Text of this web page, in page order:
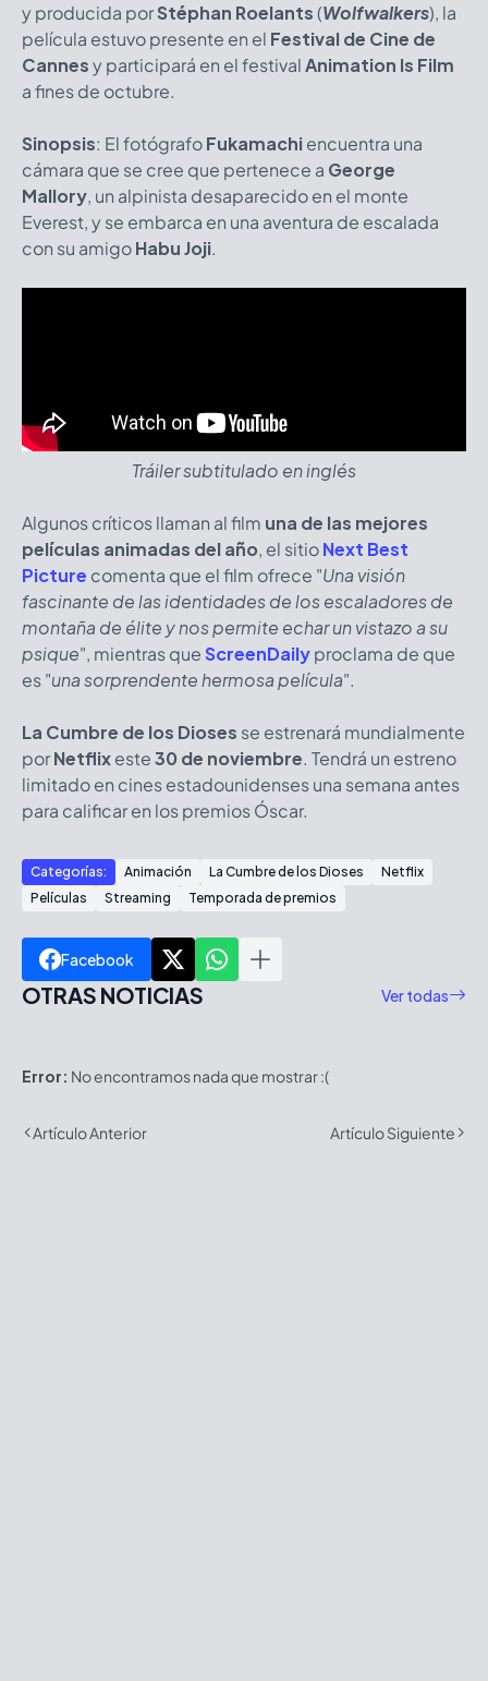
y producida porStéphan Roelants(Wolfwalkers), la
película estuvo presente en el Festival de Cine de
Cannesy participará en el festivalAnimation Is Film
a fines de octubre.
Sinopsis: El fotógrafoFukamachiencuentra una
cámara que se cree que pertenece a George
Mallory, un alpinista desaparecido en el monte
Everest, y se embarca en una aventura de escalada
con su amigoHabu Joji.
Tráiler subtitulado en inglés
Algunos críticos llaman al film una de las mejores
películas animadas del año, el sitioNext Best
Picture comenta que el film ofrece "Una visión
fascinante de las identidades de los escaladores de
montaña de élite y nos permite echar un vistazo a su
psique", mientras queScreenDailyproclama de que
es "una sorprendente hermosa película".
La Cumbre de los Dioses se estrenará mundialmente
porNetflixeste30 de noviembre. Tendrá un estreno
limitado en cines estadounidenses una semana antes
para calificar en los premios Óscar.
Categorías: Animación La Cumbre de los Dioses
Netflix
Películas
Streaming Temporada de premios
Facebook
OTRAS NOTICIAS Ver todas
Error: No encontramos nada que mostrar :(
Artículo Anterior Artículo Siguiente